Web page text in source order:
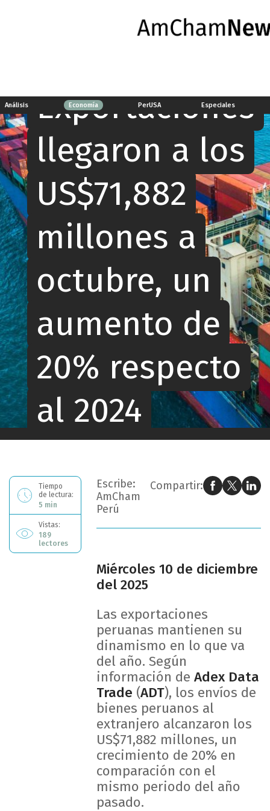
Análisis Economía PerUSA Especiales
Exportaciones
llegaron a los
US$71,882
millones a
octubre, un
aumento de
20% respecto
al 2024
Ahora estás leyendo: Exportaciones llegaron a los US$71,882 millones a octubre, un aumento de 20% respecto al 2024
Tiempo
de lectura:
5 min
Vistas:
189
lectores
Escribe:
AmCham
Perú
Compartir:
Miércoles 10 de diciembre
del 2025
Las exportaciones
peruanas mantienen su
dinamismo en lo que va
del año. Según
información de Adex Data
Trade (ADT), los envíos de
bienes peruanos al
extranjero alcanzaron los
US$71,882 millones, un
crecimiento de 20% en
comparación con el
mismo periodo del año
pasado.